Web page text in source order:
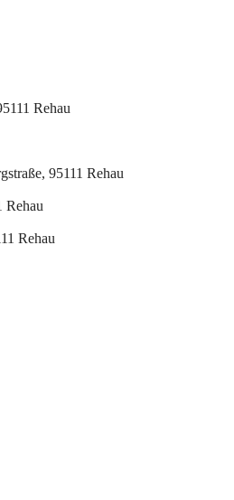
Rehau
95111 Rehau
Rehau
Rehau